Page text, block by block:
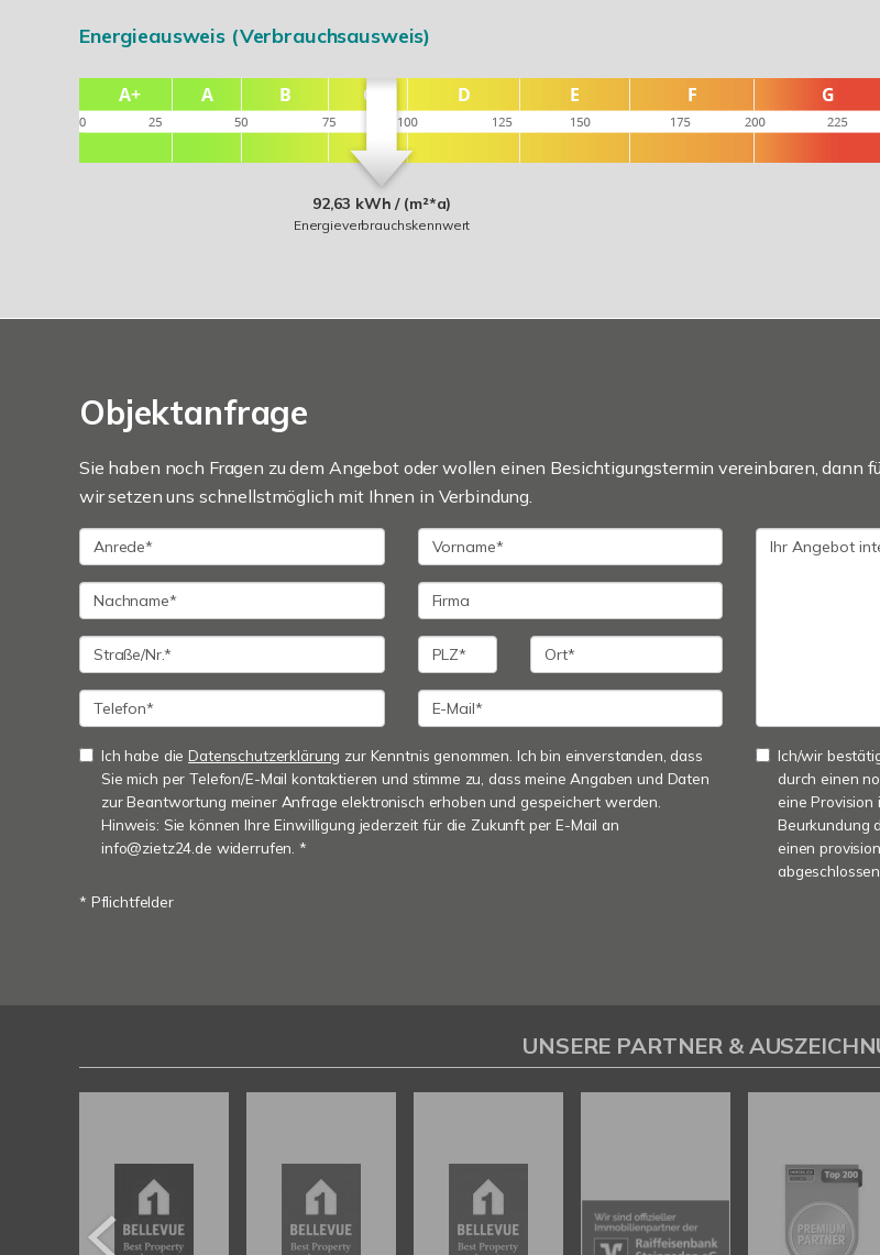
Energieausweis (Verbrauchsausweis)
92,63 kWh / (m²*a)
Energieverbrauchskennwert
Objektanfrage
Sie haben noch Fragen zu dem Angebot oder wollen einen Besichtigungstermin vereinbaren, dann
wir setzen uns schnellstmöglich mit Ihnen in Verbindung.
Ich habe die Datenschutzerklärung zur Kenntnis genommen. Ich bin einverstanden, dass
Sie mich per Telefon/E-Mail kontaktieren und stimme zu, dass meine Angaben und Daten
zur Beantwortung meiner Anfrage elektronisch erhoben und gespeichert werden.
Hinweis: Sie können Ihre Einwilligung jederzeit für die Zukunft per E-Mail an
info@zietz24.de widerrufen. *
Ich/wir
durch einen
eine
Beurkundung
einen
* Pflichtfelder
UNSERE PARTNER &